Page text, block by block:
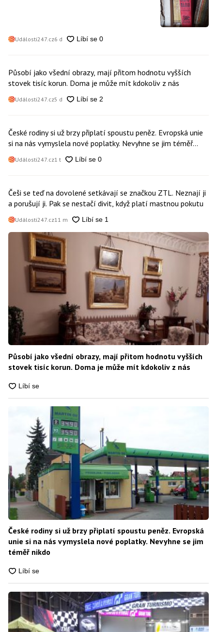
Události247.cz6 d
Působí jako všední obrazy, mají přitom hodnotu vyšších
stovek tisíc korun. Doma je může mít kdokoliv z nás
Události247.cz5 d
České rodiny si už brzy připlatí spoustu peněz. Evropská unie
si na nás vymyslela nové poplatky. Nevyhne se jim téměř
Události247.cz1 t
Češi se teď na dovolené setkávají se značkou ZTL. Neznají ji
a porušují ji. Pak se nestačí divit, když platí mastnou pokutu
Události247.cz11 m
Působí jako všední obrazy, mají přitom hodnotu vyšších
stovek tisíc korun. Doma je může mít kdokoliv z nás
České rodiny si už brzy připlatí spoustu peněz. Evropská
unie si na nás vymyslela nové poplatky. Nevyhne se jim
téměř nikdo